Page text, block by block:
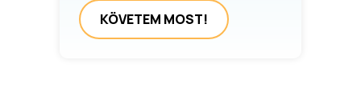
KÖVETEM MOST!